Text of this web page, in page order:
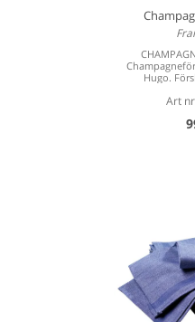
Hugo.
Art